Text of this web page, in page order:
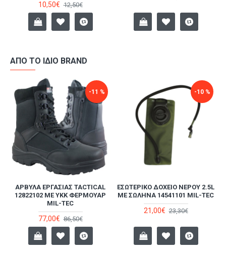
10,50€ 12,50€
ΑΠΌ ΤΟ ΊΔΙΟ BRAND
-11 %
ΆΡΒΥΛΑ ΕΡΓΑΣΊΑΣ TACTICAL
12822102 ΜΕ YKK ΦΕΡΜΟΥΆΡ
MIL-TEC
77,00€ 86,50€
-10 %
ΕΣΩΤΕΡΙΚΌ ΔΟΧΕΊΟ ΝΕΡΟΎ 2.5L
ΜΕ ΣΩΛΉΝΑ 14541101 MIL-TEC
21,00€ 23,30€